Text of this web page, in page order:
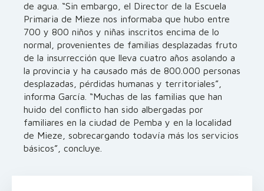
de agua. “Sin embargo, el Director de la Escuela
Primaria de Mieze nos informaba que hubo entre
700 y 800 niños y niñas inscritos encima de lo
normal, provenientes de familias desplazadas fruto
de la insurrección que lleva cuatro años asolando a
la provincia y ha causado más de 800.000 personas
desplazadas, pérdidas humanas y territoriales”,
informa García. “Muchas de las familias que han
huido del conflicto han sido albergadas por
familiares en la ciudad de Pemba y en la localidad
de Mieze, sobrecargando todavía más los servicios
básicos”, concluye.